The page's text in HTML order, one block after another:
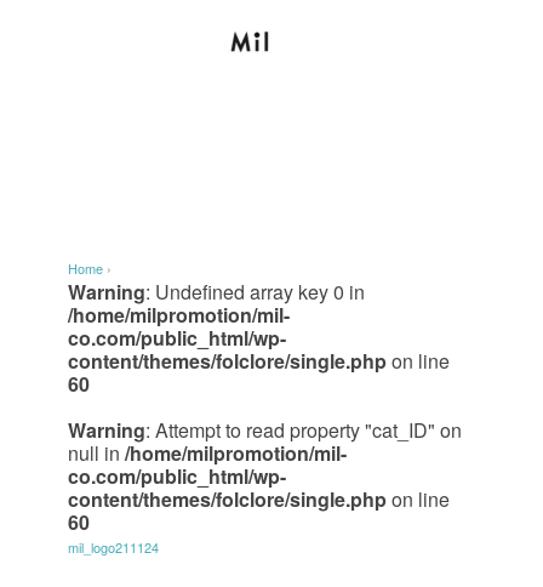
Home ›
Warning: Undefined array key 0 in
/home/milpromotion/mil-
co.com/public_html/wp-
content/themes/folclore/single.phpon line
60
Warning: Attempt to read property "cat_ID" on
null in /home/milpromotion/mil-
co.com/public_html/wp-
content/themes/folclore/single.phpon line
60
mil_logo211124